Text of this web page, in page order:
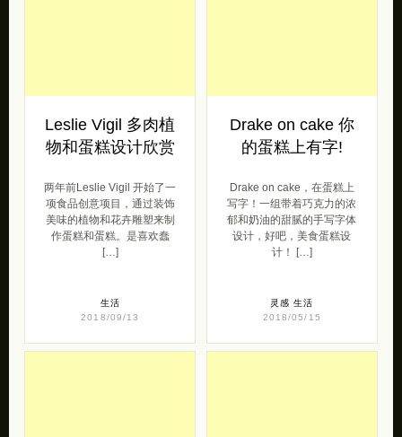
Leslie Vigil 多肉植
物和蛋糕设计欣赏
两年前Leslie Vigil 开始了一
项食品创意项目，通过装饰
美味的植物和花卉雕塑来制
作蛋糕和蛋糕。是喜欢蠢
[…]
生活
2018/09/13
Drake on cake 你
的蛋糕上有字!
Drake on cake，在蛋糕上
写字！一组带着巧克力的浓
郁和奶油的甜腻的手写字体
设计，好吧，美食蛋糕设
计！ […]
灵感 生活
2018/05/15